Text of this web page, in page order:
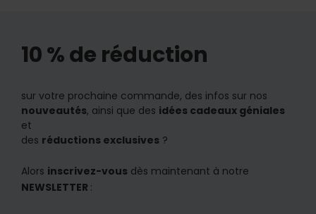
10 % de réduction
sur votre prochaine commande, des infos sur nos
nouveautés, ainsi que des idées cadeaux géniales
et
des réductions exclusives ?
Alors inscrivez-vous dès maintenant à notre
NEWSLETTER :